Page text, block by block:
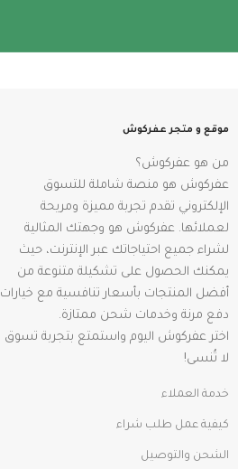
موقع و متجر عفركوش
من هو عفركوش؟
عفركوش هو منصة شاملة للتسوق
الإلكتروني تقدم تجربة مميزة ومريحة
لعملائها. عفركوش هو وجهتك المثالية
لشراء جميع احتياجاتك عبر الإنترنت، حيث
يمكنك الحصول على تشكيلة متنوعة من
أفضل المنتجات بأسعار تنافسية مع خيارات
دفع مرنة وخدمات شحن ممتازة.
اختر عفركوش اليوم واستمتع بتجربة تسوق
لا تُنسى!
خدمة العملاء
كيفية عمل طلب شراء
الشحن والتوصيل